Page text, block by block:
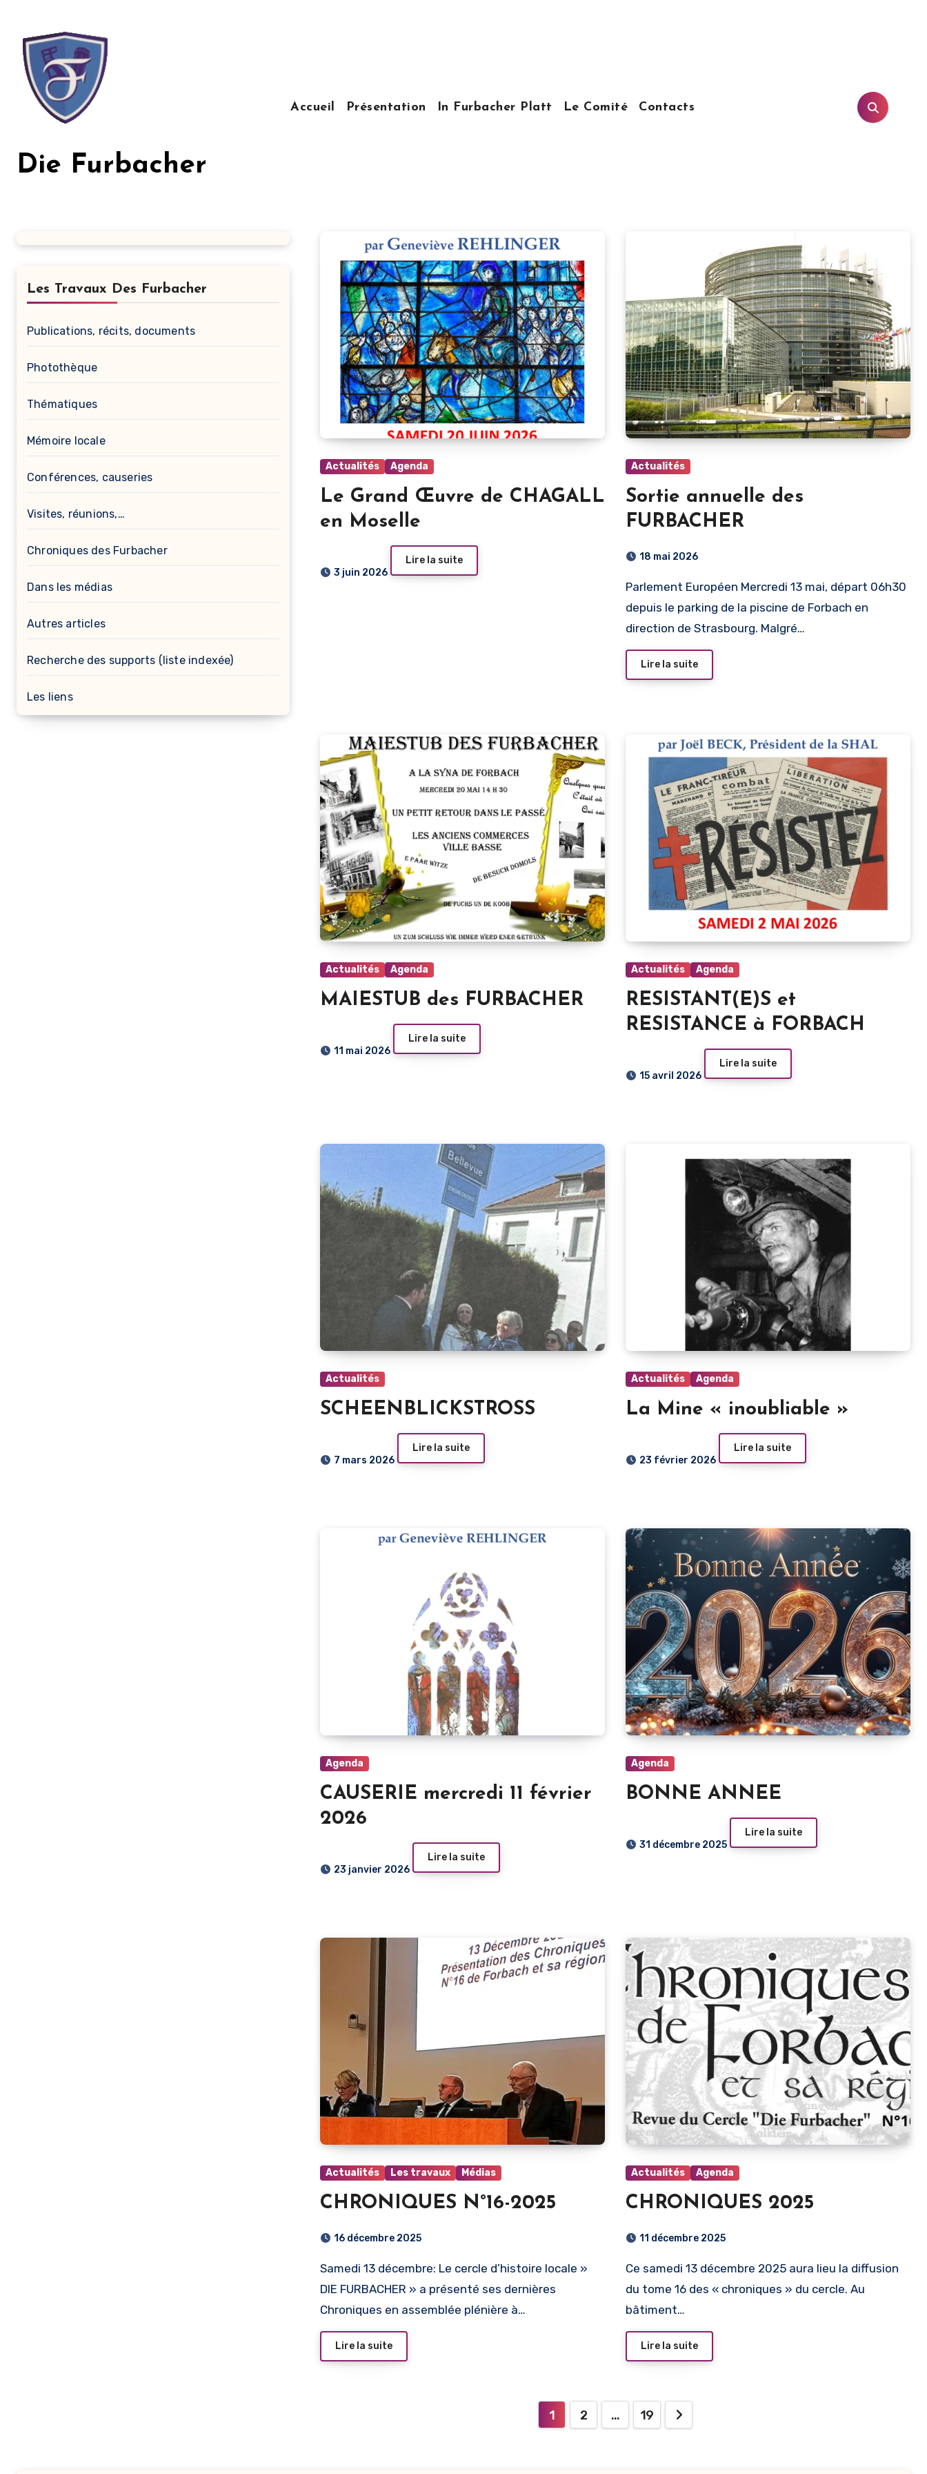
contenu
principal
Die Furbacher
Accueil Présentation In Furbacher Platt Le Comité Contacts
Les Travaux Des Furbacher
Publications, récits, documents
Photothèque
Thématiques
Mémoire locale
Conférences, causeries
Visites, réunions,…
Chroniques des Furbacher
Dans les médias
Autres articles
Recherche des supports (liste indexée)
Les liens
Actualités Agenda
Le Grand Œuvre de CHAGALL
en Moselle
3 juin 2026
Lire la suite
Actualités
Sortie annuelle des
FURBACHER
18 mai 2026
Parlement Européen Mercredi 13 mai, départ 06h30
depuis le parking de la piscine de Forbach en
direction de Strasbourg. Malgré…
Lire la suite
Actualités Agenda
MAIESTUB des FURBACHER
11 mai 2026
Lire la suite
Actualités Agenda
RESISTANT(E)S et
RESISTANCE à FORBACH
15 avril 2026
Lire la suite
Actualités
SCHEENBLICKSTROSS
7 mars 2026
Lire la suite
Actualités Agenda
La Mine « inoubliable »
23 février 2026
Lire la suite
Agenda
CAUSERIE mercredi 11 février
2026
23 janvier 2026
Lire la suite
Agenda
BONNE ANNEE
31 décembre 2025
Lire la suite
Actualités Les travaux Médias
CHRONIQUES N°16-2025
16 décembre 2025
Samedi 13 décembre: Le cercle d’histoire locale »
DIE FURBACHER » a présenté ses dernières
Chroniques en assemblée plénière à…
Lire la suite
Actualités Agenda
CHRONIQUES 2025
11 décembre 2025
Ce samedi 13 décembre 2025 aura lieu la diffusion
du tome 16 des « chroniques » du cercle. Au
bâtiment…
Lire la suite
Pagination
1 2 … 19